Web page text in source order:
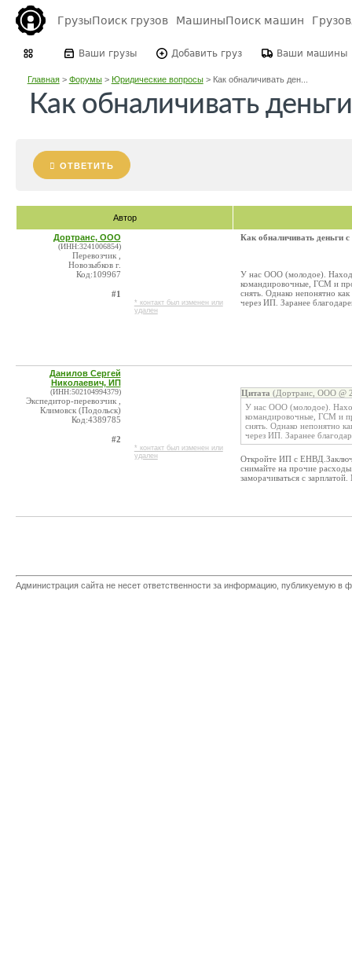
ГрузыПоиск грузов МашиныПоиск машин
Ваши грузы Добавить груз Ваши машины
Главная> Форумы> Юридические вопросы> Как обналичивать ден...
Как обналичивать
ОТВЕТИТЬ
Автор
Дортранс, ООО
(ИНН:3241006854)
Перевозчик ,
Новозыбков г.
Код:109967
#1
* контакт был изменен или
удален
Как обналичивать деньги
У нас ООО (молодое).
командировочные, ГСМ и
снять. Однако непонятно
через ИП. Заранее
Данилов Сергей
Николаевич, ИП
(ИНН:502104994379)
Экспедитор-перевозчик ,
Климовск (Подольск)
Код:4389785
#2
* контакт был изменен или
удален
Цитата (Дортранс, ООО @
У нас ООО (молодое).
командировочные, ГСМ и
снять. Однако непонятно
через ИП. Заранее
Откройте ИП с
снимайте на прочие
заморачиваться с
Администрация сайта не несет ответственности за информацию, публикуемую